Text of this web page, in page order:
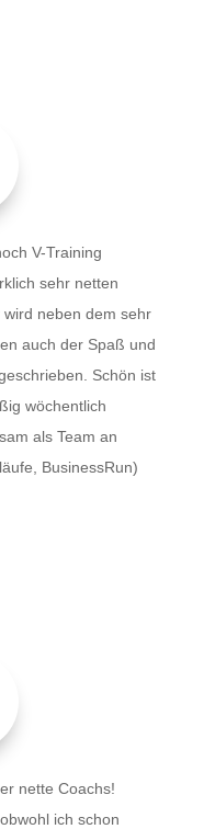
V-Training
sehr netten
neben dem sehr
auch der Spaß und
Schön ist
wöchentlich
als Team an
BusinessRun)
nette Coachs!
ich schon